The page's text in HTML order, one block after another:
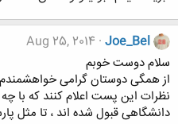
Joe_Bel
Aug 25, 2014
سلام دوست خوبم
از همگی دوستان گرامی
نظرات این پست اعلام کنند که با
دانشگاهی قبول شده اند ، تا مثل